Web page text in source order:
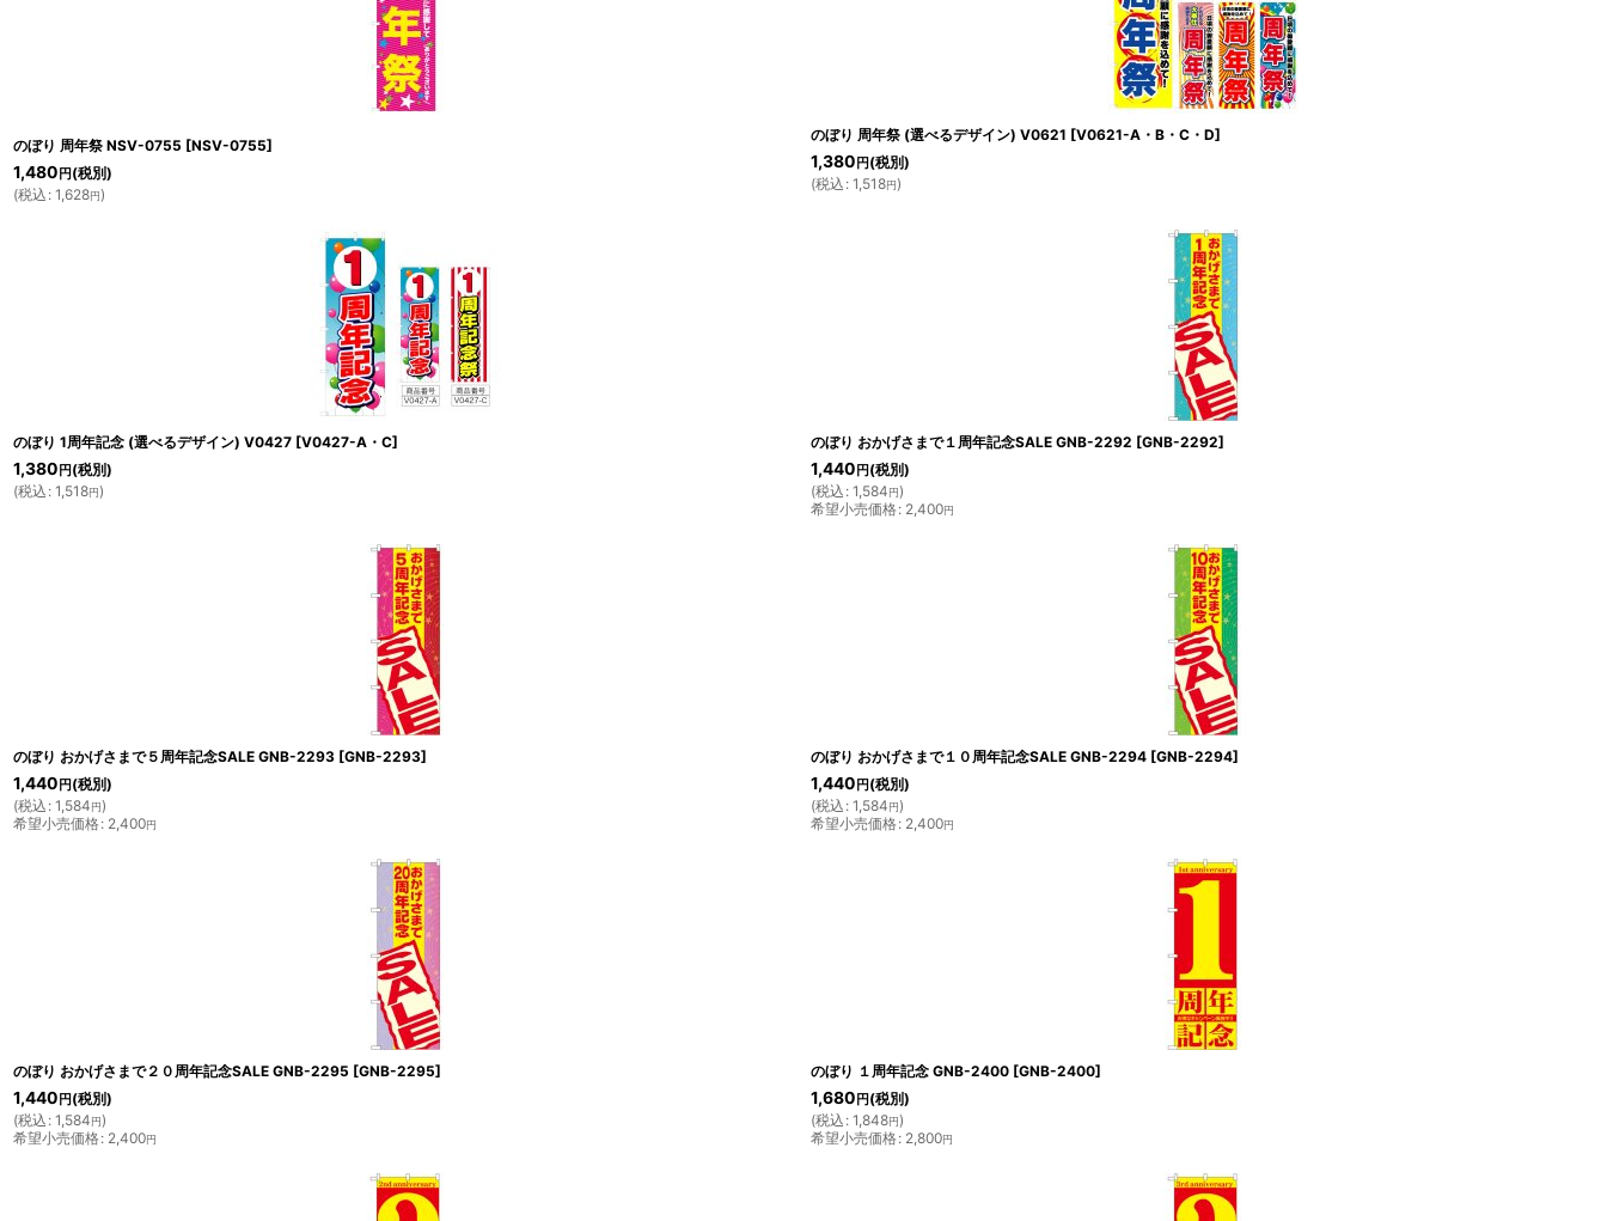
のぼり 周年祭 NSV-0755 [NSV-0755]
1,480 円 (税別)
(税込 : 1,628円)
のぼり 周年祭 (選べるデザイン) V0621 [V0621-A・B・C・D]
1,380 円 (税別)
(税込 : 1,518円)
のぼり 1周年記念 (選べるデザイン) V0427 [V0427-A・C]
1,380 円 (税別)
(税込 : 1,518円)
のぼり おかげさまで１周年記念SALE GNB-2292 [GNB-2292]
1,440 円 (税別)
(税込 : 1,584円)
希望小売価格: 2,400円
のぼり おかげさまで５周年記念SALE GNB-2293 [GNB-2293]
1,440 円 (税別)
(税込 : 1,584円)
希望小売価格: 2,400円
のぼり おかげさまで１０周年記念SALE GNB-2294 [GNB-2294]
1,440 円 (税別)
(税込 : 1,584円)
希望小売価格: 2,400円
のぼり おかげさまで２０周年記念SALE GNB-2295 [GNB-2295]
1,440 円 (税別)
(税込 : 1,584円)
希望小売価格: 2,400円
のぼり １周年記念 GNB-2400 [GNB-2400]
1,680 円 (税別)
(税込 : 1,848円)
希望小売価格: 2,800円